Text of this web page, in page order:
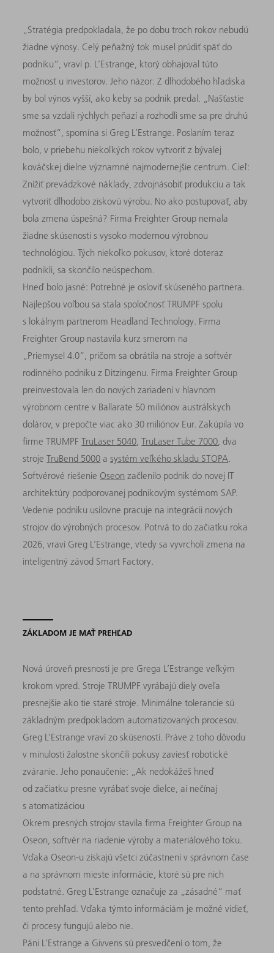
„Stratégia predpokladala, že po dobu troch rokov nebudú
žiadne výnosy. Celý peňažný tok musel prúdiť späť do
podniku“, vraví p. L’Estrange, ktorý obhajoval túto
možnosť u investorov. Jeho názor: Z dlhodobého hľadiska
by bol výnos vyšší, ako keby sa podnik predal. „Našťastie
sme sa vzdali rýchlych peňazí a rozhodli sme sa pre druhú
možnosť“, spomína si Greg L’Estrange. Poslaním teraz
bolo, v priebehu niekoľkých rokov vytvoriť z bývalej
kováčskej dielne významné najmodernejšie centrum. Cieľ:
Znížiť prevádzkové náklady, zdvojnásobiť produkciu a tak
vytvoriť dlhodobo ziskovú výrobu. No ako postupovať, aby
bola zmena úspešná? Firma Freighter Group nemala
žiadne skúsenosti s vysoko modernou výrobnou
technológiou. Tých niekoľko pokusov, ktoré doteraz
podnikli, sa skončilo neúspechom.
Hneď bolo jasné: Potrebné je osloviť skúseného partnera.
Najlepšou voľbou sa stala spoločnosť TRUMPF spolu
s lokálnym partnerom Headland Technology. Firma
Freighter Group nastavila kurz smerom na
„Priemysel 4.0“, pričom sa obrátila na stroje a softvér
rodinného podniku z Ditzingenu. Firma Freighter Group
preinvestovala len do nových zariadení v hlavnom
výrobnom centre v Ballarate 50 miliónov austrálskych
dolárov, v prepočte viac ako 30 miliónov Eur. Zakúpila vo
firme TRUMPFTruLaser 5040 ,TruLaser Tube 7000 , dva
strojeTruBend 5000 asystém veľkého skladu STOPA
Softvérové riešenie Oseon začlenilo podnik do novej IT
architektúry podporovanej podnikovým systémom SAP.
Vedenie podniku usilovne pracuje na integrácii nových
strojov do výrobných procesov. Potrvá to do začiatku roka
2026, vraví Greg L’Estrange, vtedy sa vyvrcholí zmena na
inteligentný závod Smart Factory.
ZÁKLADOM JE MAŤ PREHĽAD
Nová úroveň presnosti je pre Grega L’Estrange veľkým
krokom vpred. Stroje TRUMPF vyrábajú diely oveľa
presnejšie ako tie staré stroje. Minimálne tolerancie sú
základným predpokladom automatizovaných procesov.
Greg L’Estrange vraví zo skúseností. Práve z toho dôvodu
v minulosti žalostne skončili pokusy zaviesť robotické
zváranie. Jeho ponaučenie: „Ak nedokážeš hneď
od začiatku presne vyrábať svoje dielce, ai nečínaj
s atomatizáciou
Okrem presných strojov stavila firma Freighter Group na
Oseon, softvér na riadenie výroby a materiálového toku.
Vďaka Oseon-u získajú všetci zúčastnení v správnom čase
a na správnom mieste informácie, ktoré sú pre nich
podstatné. Greg L’Estrange označuje za „zásadné“ mať
tento prehľad. Vďaka týmto informáciám je možné vidieť,
či procesy fungujú alebo nie.
Páni L’Estrange a Givvens sú presvedčení o tom, že